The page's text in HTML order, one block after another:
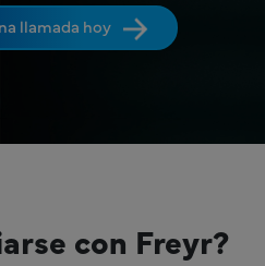
llamada hoy
con Freyr?